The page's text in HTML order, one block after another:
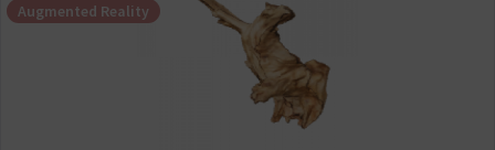
Augmented Reality